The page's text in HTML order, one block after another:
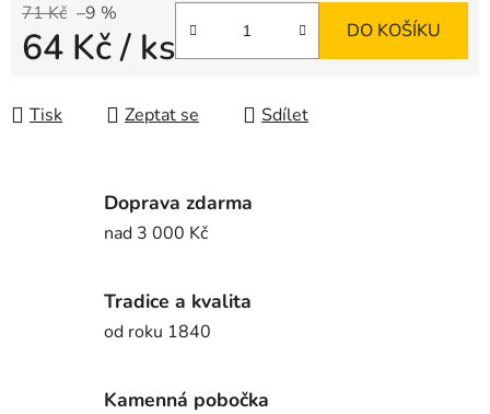
71 Kč –9 %
64 Kč/ ks DO KOŠÍKU
Tisk Zeptat se Sdílet
Doprava zdarma
nad 3 000 Kč
Tradice a kvalita
od roku 1840
Kamenná pobočka